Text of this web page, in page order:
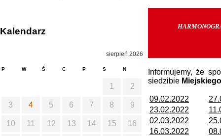
Informujemy, że
siedzibie
09.02.2022
23.02.2022
02.03.2022
16.03.2022
Kalendarz
sierpień 2026
P W Ś C P S N
1 2
3 4 5 6 7 8 9
10 11 12 13 14 15 16